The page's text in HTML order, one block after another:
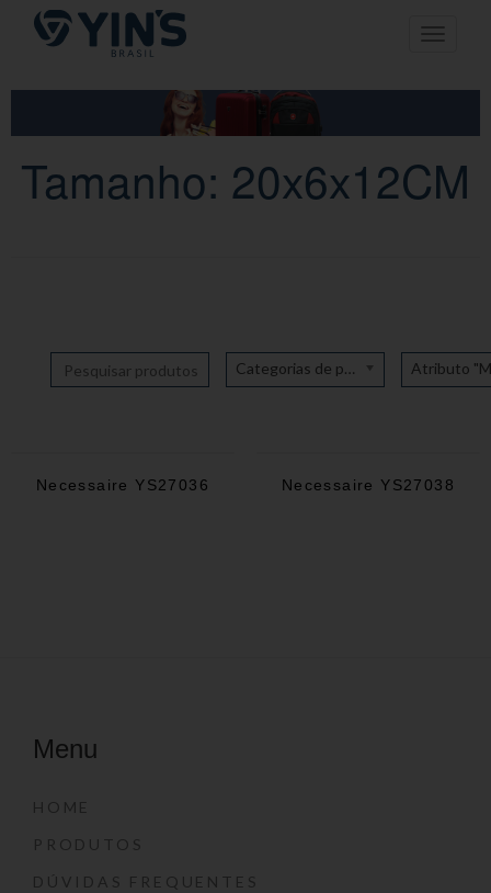
Pular
para
conteúdo
Toggle
Tamanho: 20x6x12CM
Categorias de produto
Necessaire YS27036 Necessaire YS27038
Menu
HOME
PRODUTOS
DÚVIDAS FREQUENTES